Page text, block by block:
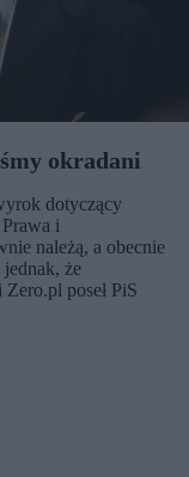
okradani
dotyczący
i
należą, a obecnie
że
poseł PiS